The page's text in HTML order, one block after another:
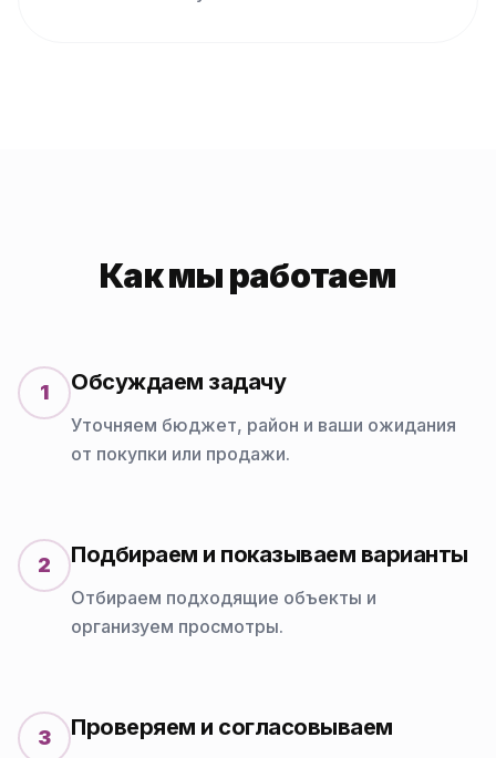
Как мы работаем
1 Обсуждаем задачу
Уточняем бюджет, район и ваши ожидания
от покупки или продажи.
2 Подбираем и показываем варианты
Отбираем подходящие объекты и
организуем просмотры.
3 Проверяем и согласовываем